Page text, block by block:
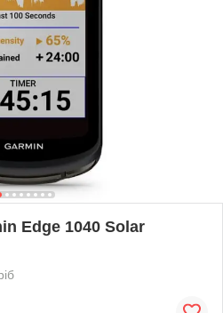
Edge 1040 Solar